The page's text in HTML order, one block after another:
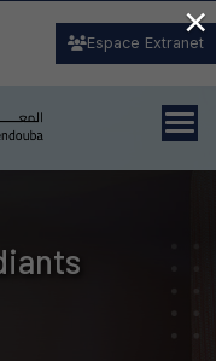
Espace Extranet
×